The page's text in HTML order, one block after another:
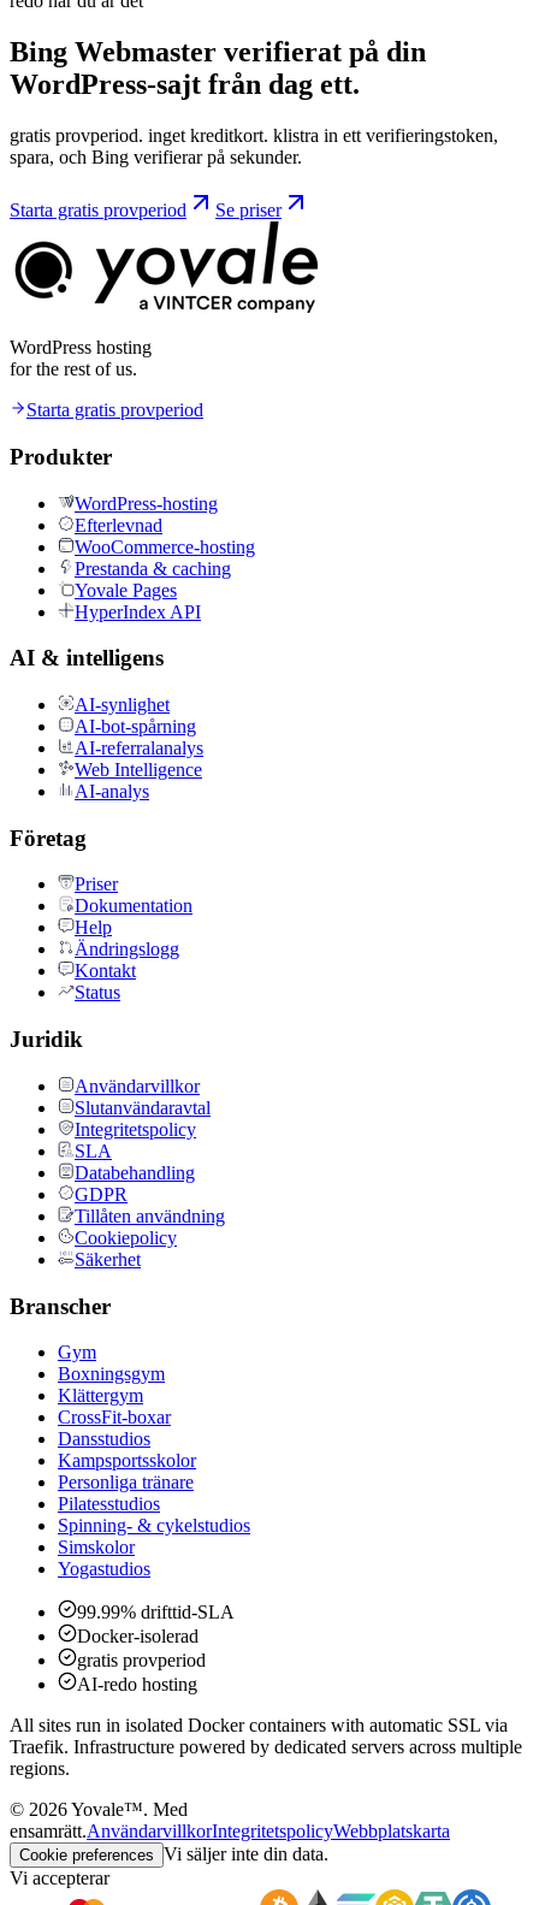
Bing Webmaster verifierat på din
WordPress-sajt från dag ett.
gratis provperiod. inget kreditkort. klistra in ett verifieringstoken,
spara, och Bing verifierar på sekunder.
Starta gratis provperiod Se priser
WordPress hosting
for the rest of us.
Starta gratis provperiod
Produkter
WordPress-hosting
Efterlevnad
WooCommerce-hosting
Prestanda & caching
Yovale Pages
HyperIndex API
AI & intelligens
AI-synlighet
AI-bot-spårning
AI-referralanalys
Web Intelligence
AI-analys
Företag
Priser
Dokumentation
Help
Ändringslogg
Kontakt
Status
Juridik
Användarvillkor
Slutanvändaravtal
Integritetspolicy
SLA
Databehandling
GDPR
Tillåten användning
Cookiepolicy
Säkerhet
Branscher
Gym
Boxningsgym
Klättergym
CrossFit-boxar
Dansstudios
Kampsportsskolor
Personliga tränare
Pilatesstudios
Spinning- & cykelstudios
Simskolor
Yogastudios
99.99% drifttid-SLA
Docker-isolerad
gratis provperiod
AI-redo hosting
All sites run in isolated Docker containers with automatic SSL via
Traefik. Infrastructure powered by dedicated servers across multiple
regions.
© 2026Yovale™. Med
ensamrätt.AnvändarvillkorIntegritetspolicyWebbplatskarta
Cookie preferences Vi säljer inte din data.
Vi accepterar